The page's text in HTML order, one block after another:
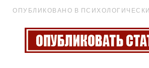
ОПУБЛИКОВАНО В